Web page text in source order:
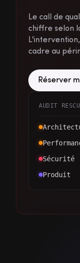
Le call de
chiffre selon
cadre au
Réserver
AUDIT
Sécurité
Produit